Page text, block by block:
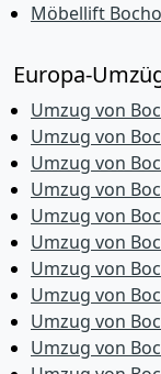
Möbellift
Europa-
Umzug von
Umzug von
Umzug von
Umzug von
Umzug von
Umzug von
Umzug von
Umzug von
Umzug von
Umzug von